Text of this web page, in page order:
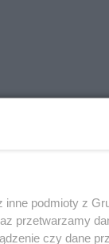
2
podmioty z
przetwarzamy
czy dane